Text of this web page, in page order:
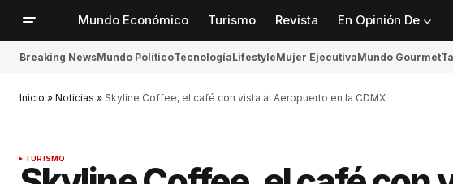
Mundo Económico Turismo Revista En Opinión De
Breaking NewsMundo PolíticoTecnologíaLifestyleMujer EjecutivaMundo Gourmet
Inicio » Noticias » Skyline Coffee, el café con vista al Aeropuerto en la CDMX
TURISMO